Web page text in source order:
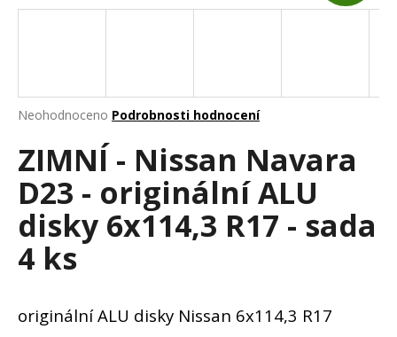
Průměrné
produktu
je
0,0
hvězdiček.
Neohodnoceno Podrobnosti hodnocení
ZIMNÍ - Nissan Navara
D23 - originální ALU
disky 6x114,3 R17 - sada
4 ks
originální ALU disky Nissan 6x114,3 R17
D
o
p
r
u
č
e